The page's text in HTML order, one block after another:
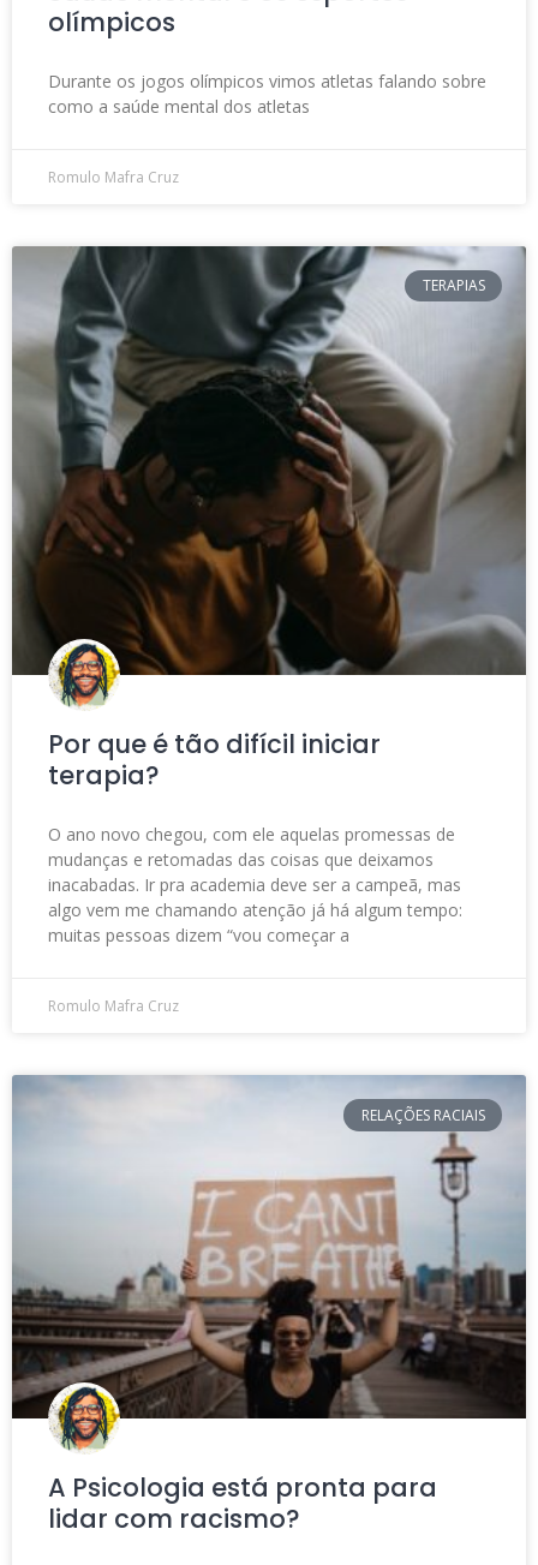
olímpicos
Durante os jogos olímpicos vimos atletas falando sobre
como a saúde mental dos atletas
Romulo Mafra Cruz
TERAPIAS
Por que é tão difícil iniciar
terapia?
O ano novo chegou, com ele aquelas promessas de
mudanças e retomadas das coisas que deixamos
inacabadas. Ir pra academia deve ser a campeã, mas
algo vem me chamando atenção já há algum tempo:
muitas pessoas dizem “vou começar a
Romulo Mafra Cruz
RELAÇÕES RACIAIS
A Psicologia está pronta para
lidar com racismo?